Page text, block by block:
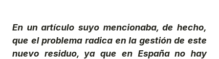
En un artículo suyo mencionaba, de hecho,
que el problema radica en la gestión de este
nuevo residuo, ya que en España no hay